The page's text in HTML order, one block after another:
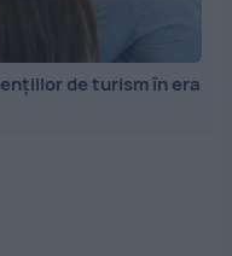
de turism în era